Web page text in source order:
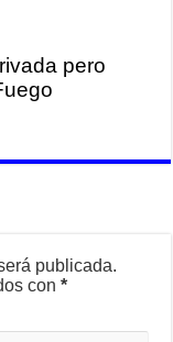
pero
publicada.
con*